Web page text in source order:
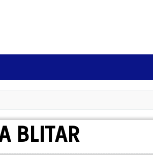
BLITAR